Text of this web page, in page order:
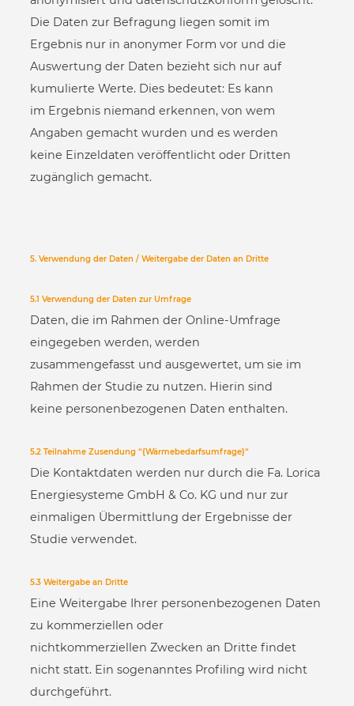
Die Daten zur Befragung liegen somit im
Ergebnis nur in anonymer Form vor und die
Auswertung der Daten bezieht sich nur auf
kumulierte Werte. Dies bedeutet: Es kann
im Ergebnis niemand erkennen, von wem
Angaben gemacht wurden und es werden
keine Einzeldaten veröffentlicht oder Dritten
zugänglich gemacht.
5. Verwendung der Daten / Weitergabe der Daten an Dritte
5.1 Verwendung der Daten zur Umfrage
Daten, die im Rahmen der Online-Umfrage
eingegeben werden, werden
zusammengefasst und ausgewertet, um sie im
Rahmen der Studie zu nutzen. Hierin sind
keine personenbezogenen Daten enthalten.
5.2 Teilnahme Zusendung “{Wärmebedarfsumfrage}“
Die Kontaktdaten werden nur durch die Fa. Lorica
Energiesysteme GmbH & Co. KG und nur zur
einmaligen Übermittlung der Ergebnisse der
Studie verwendet.
5.3 Weitergabe an Dritte
Eine Weitergabe Ihrer personenbezogenen Daten
zu kommerziellen oder
nichtkommerziellen Zwecken an Dritte findet
nicht statt. Ein sogenanntes Profiling wird nicht
durchgeführt.